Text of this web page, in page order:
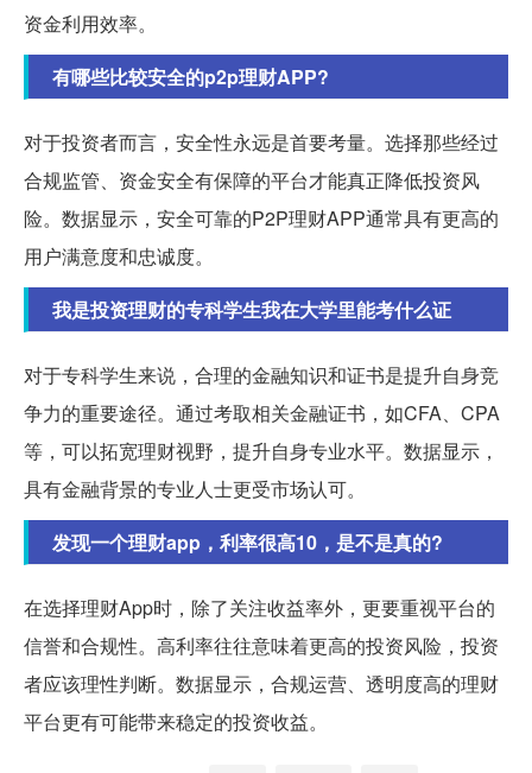
资金利用效率。
有哪些比较安全的p2p理财APP?
对于投资者而言，安全性永远是首要考量。选择那些经过
合规监管、资金安全有保障的平台才能真正降低投资风
险。数据显示，安全可靠的P2P理财APP通常具有更高的
用户满意度和忠诚度。
我是投资理财的专科学生我在大学里能考什么证
对于专科学生来说，合理的金融知识和证书是提升自身竞
争力的重要途径。通过考取相关金融证书，如CFA、CPA
等，可以拓宽理财视野，提升自身专业水平。数据显示，
具有金融背景的专业人士更受市场认可。
发现一个理财app，利率很高10，是不是真的?
在选择理财App时，除了关注收益率外，更要重视平台的
信誉和合规性。高利率往往意味着更高的投资风险，投资
者应该理性判断。数据显示，合规运营、透明度高的理财
平台更有可能带来稳定的投资收益。